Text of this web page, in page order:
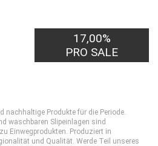
17,00%
PRO SALE
nachhaltige Produkte für die Periode.
waschbaren Slipeinlagen sind
Einwegprodukten. Produziert in
und Qualität. Werde Teil unseres